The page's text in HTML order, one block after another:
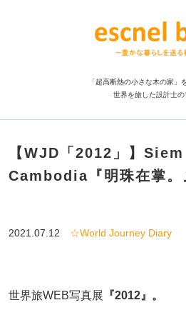
「超高断熱の小さな木の家」
世界を旅した設計士の
【WJD「2012」】
Cambodia『明珠在掌。
2021.07.12 ☆World Journey Diary
世界旅WEB写真展 『2012』。